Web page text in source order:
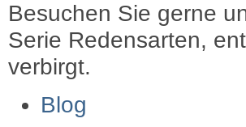
Besuchen Sie gerne
Serie Redensarten,
verbirgt.
Blog